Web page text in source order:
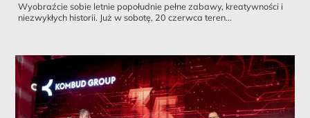
Wyobraźcie sobie letnie popołudnie pełne zabawy, kreatywności i
niezwykłych historii. Już w sobotę, 20 czerwca teren...